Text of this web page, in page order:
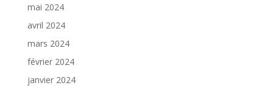
mai 2024
avril 2024
mars 2024
février 2024
janvier 2024